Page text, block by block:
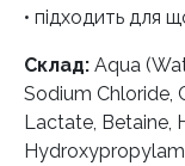
• підходить для
Склад: Aqua
Sodium Chloride,
Lactate, Betaine,